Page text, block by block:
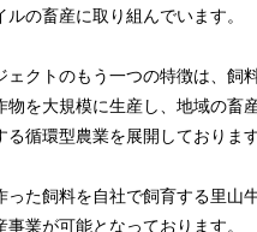
の畜産に取り組んでいます。
クトのもう一つの特徴は、飼
を大規模に生産し、地域の畜
循環型農業を展開しております
た飼料を自社で飼育する里山
業が可能となっております。